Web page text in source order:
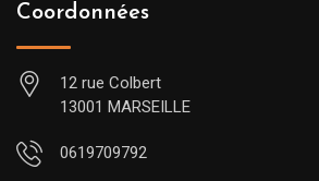
Coordonnées
12 rue Colbert
13001 MARSEILLE
0619709792